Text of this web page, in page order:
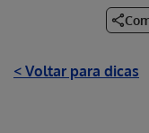
< Voltar para dicas